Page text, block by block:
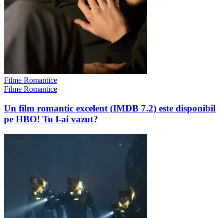
Filme Romantice
Filme Romantice
Un film romantic excelent (IMDB 7.2) este disponibil
pe HBO! Tu l-ai vazut?